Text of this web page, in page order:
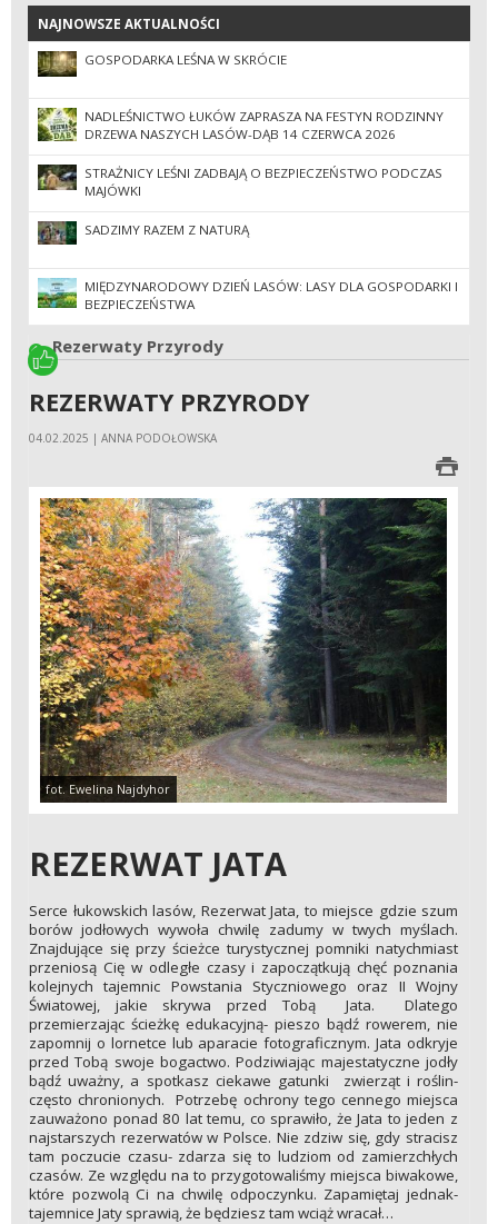
NAJNOWSZE AKTUALNOŚCI
NAJNOWSZE AKTUALNOŚCI
GOSPODARKA LEŚNA W SKRÓCIE
NADLEŚNICTWO ŁUKÓW ZAPRASZA NA FESTYN RODZINNY
DRZEWA NASZYCH LASÓW-DĄB 14 CZERWCA 2026
STRAŻNICY LEŚNI ZADBAJĄ O BEZPIECZEŃSTWO PODCZAS
MAJÓWKI
SADZIMY RAZEM Z NATURĄ
MIĘDZYNARODOWY DZIEŃ LASÓW: LASY DLA GOSPODARKI I
BEZPIECZEŃSTWA
Rezerwaty Przyrody
REZERWATY PRZYRODY
04.02.2025 | ANNA PODOŁOWSKA
fot. Ewelina Najdyhor
REZERWAT JATA
Serce łukowskich lasów, Rezerwat Jata, to miejsce gdzie szum
borów jodłowych wywoła chwilę zadumy w twych myślach.
Znajdujące się przy ścieżce turystycznej pomniki natychmiast
przeniosą Cię w odległe czasy i zapoczątkują chęć poznania
kolejnych tajemnic Powstania Styczniowego oraz II Wojny
Światowej, jakie skrywa przed Tobą
Jata.
Dlatego
przemierzając ścieżkę edukacyjną- pieszo bądź rowerem, nie
zapomnij o lornetce lub aparacie fotograficznym. Jata odkryje
przed Tobą swoje bogactwo. Podziwiając majestatyczne jodły
bądź uważny, a spotkasz ciekawe gatunki
zwierząt i roślin-
często chronionych.
Potrzebę ochrony tego cennego miejsca
zauważono ponad 80 lat temu, co sprawiło, że Jata to jeden z
najstarszych rezerwatów w Polsce. Nie zdziw się, gdy stracisz
tam poczucie czasu- zdarza się to ludziom od zamierzchłych
czasów. Ze względu na to przygotowaliśmy miejsca biwakowe,
które pozwolą Ci na chwilę odpoczynku. Zapamiętaj jednak-
tajemnice Jaty sprawią, że będziesz tam wciąż wracał…